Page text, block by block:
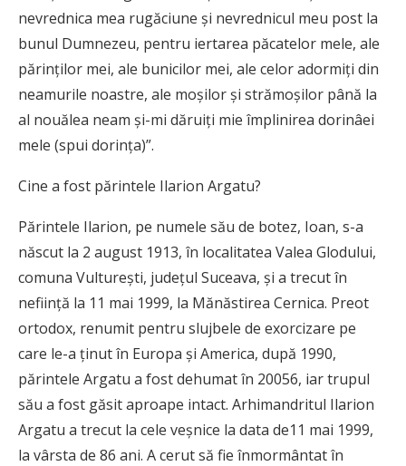
nevrednica mea rugăciune și nevrednicul meu post la
bunul Dumnezeu, pentru iertarea păcatelor mele, ale
părinților mei, ale bunicilor mei, ale celor adormiți din
neamurile noastre, ale moșilor și strămoșilor până la
al nouălea neam și-mi dăruiți mie împlinirea dorinâei
mele (spui dorința)”.
Cine a fost părintele Ilarion Argatu?
Părintele Ilarion, pe numele său de botez, Ioan, s-a
născut la 2 august 1913, în localitatea Valea Glodului,
comuna Vulturești, județul Suceava, și a trecut în
neființă la 11 mai 1999, la Mănăstirea Cernica. Preot
ortodox, renumit pentru slujbele de exorcizare pe
care le-a ținut în Europa și America, după 1990,
părintele Argatu a fost dehumat în 20056, iar trupul
său a fost găsit aproape intact. Arhimandritul Ilarion
Argatu a trecut la cele veșnice la data de11 mai 1999,
la vârsta de 86 ani. A cerut să fie înmormântat în